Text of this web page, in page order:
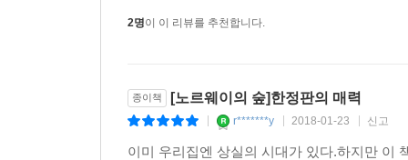
2명이 이 리뷰를 추천합니다.
종이책 [노르웨이의 숲]한정판의 매력
r*******y 2018-01-23 신고
이미 우리집엔 상실의 시대가 있다.하지만 이